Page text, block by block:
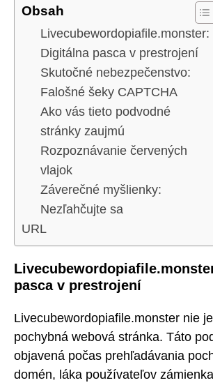
Obsah
Livecubewordopiafile.monster:
Digitálna pasca v prestrojení
Skutočné nebezpečenstvo:
Falošné šeky CAPTCHA
Ako vás tieto podvodné
stránky zaujmú
Rozpoznávanie červených
vlajok
Záverečné myšlienky:
Nezľahčujte sa
URL
pasca v prestrojení
Livecubewordopiafile.monster nie
pochybná webová stránka. Táto
objavená počas prehľadávania
domén, láka používateľov